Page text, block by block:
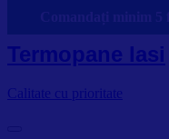
content
Termopane Iasi
Calitate cu prioritate